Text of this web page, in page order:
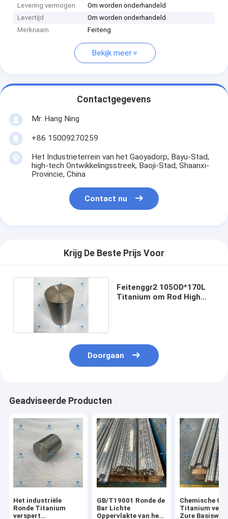
Levering vermogen
Om worden onderhandeld
Levertijd
Om worden onderhandeld
Merknaam
Feiteng
Bekijk meer
Contactgegevens
Mr. Hang Ning
+86 15009270259
Het Industrieterrein van het Gaoyadorp, Bayu-Stad,
high-tech Ontwikkelingsstreek, Baoji-Stad, Shaanxi-
Provincie, China
Contact nu
Krijg De Beste Prijs Voor
Feitenggr2 105OD*170L
Titanium om Rod High
Doorgaan
Geadviseerde Producten
Het industriële
Ronde Titanium
verspert
GB/T19001 Ronde de
Bar Lichte
Oppervlakte van het
Chemische
Titanium
Zure